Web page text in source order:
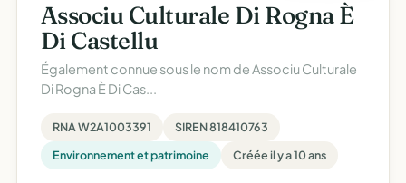
Associu Culturale Di Rogna È
Di Castellu
Également connue sous le nom deAssociu Culturale
Di Rogna È Di Cas...
RNA W2A1003391
SIREN 818410763
Environnement et patrimoine
Créée il y a 10 ans